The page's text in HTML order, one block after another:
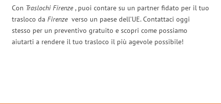
Con Traslochi Firenze, puoi contare su un partner fidato per il tuo
trasloco da Firenze verso un paese dell’UE. Contattaci oggi
stesso per un preventivo gratuito e scopri come possiamo
aiutarti a rendere il tuo trasloco il più agevole possibile!